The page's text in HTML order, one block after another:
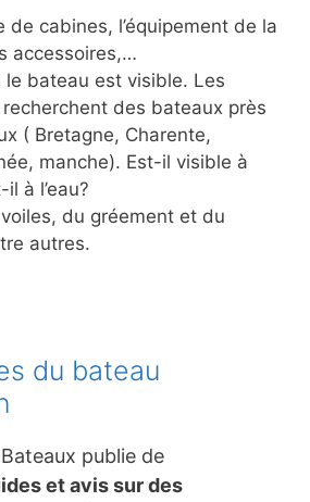
de cabines, l’équipement de la
accessoires,…
le bateau est visible. Les
des bateaux près
( Bretagne, Charente,
manche). Est-il visible à
à l’eau?
voiles, du gréement et du
autres.
du bateau
publie de
et avis sur des